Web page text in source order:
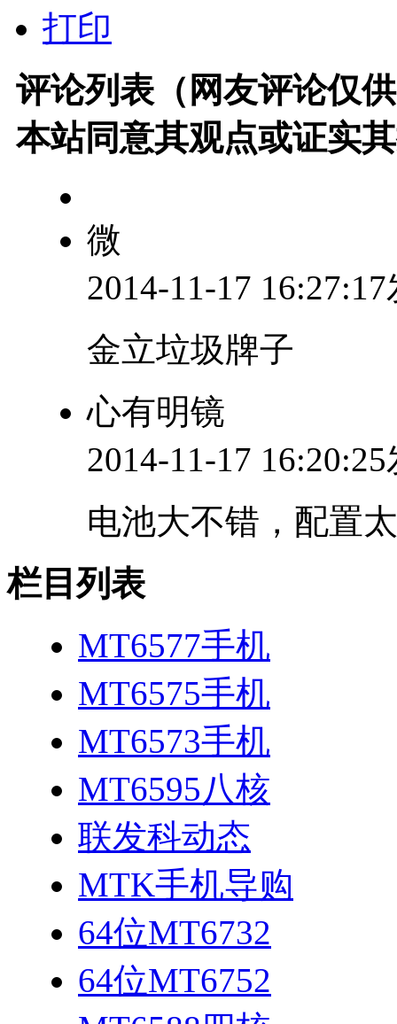
打印
评论列表（网友评论仅
本站同意其观点或证实
微
2014-11-17
金立垃圾牌子
心有明镜
2014-11-17
电池大不错，配置
栏目列表
MT6577手机
MT6575手机
MT6573手机
MT6595八核
联发科动态
MTK手机导购
64位MT6732
64位MT6752